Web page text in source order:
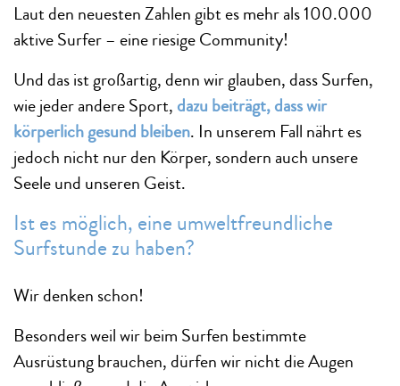
Laut den neuesten Zahlen gibt es mehr als 100.000
aktive Surfer – eine riesige Community!
Und das ist großartig, denn wir glauben, dass Surfen,
wie jeder andere Sport, dazu beiträgt, dass wir
körperlich gesund bleiben. In unserem Fall nährt es
jedoch nicht nur den Körper, sondern auch unsere
Seele und unseren Geist.
Ist es möglich, eine umweltfreundliche
Surfstunde zu haben?
Wir denken schon!
Besonders weil wir beim Surfen bestimmte
Ausrüstung brauchen, dürfen wir nicht die Augen